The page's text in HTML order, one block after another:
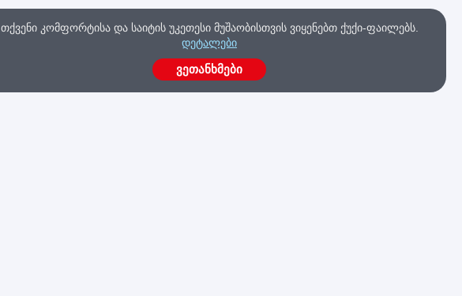
თქვენი კომფორტისა და საიტის უკეთესი მუშაობისთვის ვიყენებთ ქუქი-ფაილებს.
დეტალები
ვეთანხმები